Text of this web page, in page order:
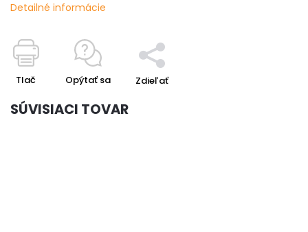
Detailné informácie
Tlač Opýtať sa Zdieľať
SÚVISIACI TOVAR